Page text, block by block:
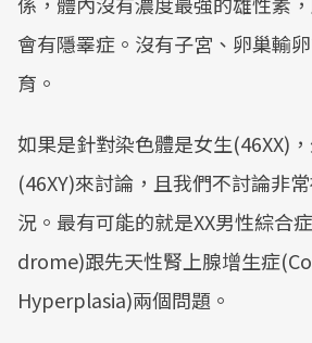
會有隱睪症。沒有子宮、卵巢輸
育。
如果是針對染色體是女生(46XX)
(46XY)來討論，且我們不討論非
況。最有可能的就是XX男性綜合
drome)跟先天性腎上腺增生症
Hyperplasia)兩個問題。